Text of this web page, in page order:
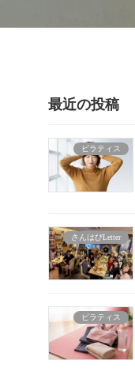
最近の投稿
ピラティス
さんはぴLetter
ピラティス